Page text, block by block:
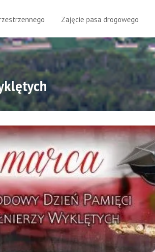
Zajęcie pasa drogowego